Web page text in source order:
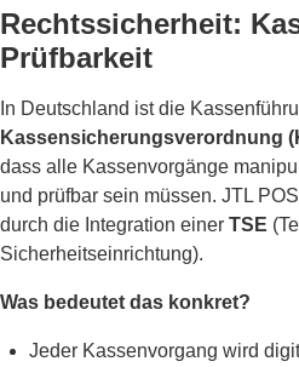
Rechtssicherheit:
Prüfbarkeit
In Deutschland ist die
Kassensicherungsverordnung
dass alle Kassenvorgänge
und prüfbar sein müssen. JTL
durch die Integration einer TSE
Sicherheitseinrichtung).
Was bedeutet das konkret?
Jeder Kassenvorgang wird